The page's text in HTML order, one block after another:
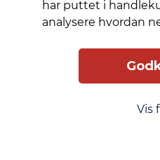
har puttet i
analysere hvordan
Vis
Slik får du tilgang
Smart Mobilkjøp